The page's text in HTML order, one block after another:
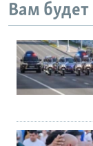
Вам будет